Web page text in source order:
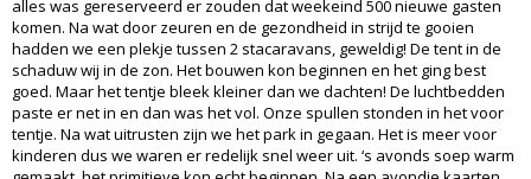
alles was gereserveerd er zouden dat weekeind 500 nieuwe gasten
komen. Na wat door zeuren en de gezondheid in strijd te gooien
hadden we een plekje tussen 2 stacaravans, geweldig! De tent in de
schaduw wij in de zon. Het bouwen kon beginnen en het ging best
goed. Maar het tentje bleek kleiner dan we dachten! De luchtbedden
paste er net in en dan was het vol. Onze spullen stonden in het voor
tentje. Na wat uitrusten zijn we het park in gegaan. Het is meer voor
kinderen dus we waren er redelijk snel weer uit. ‘s avonds soep warm